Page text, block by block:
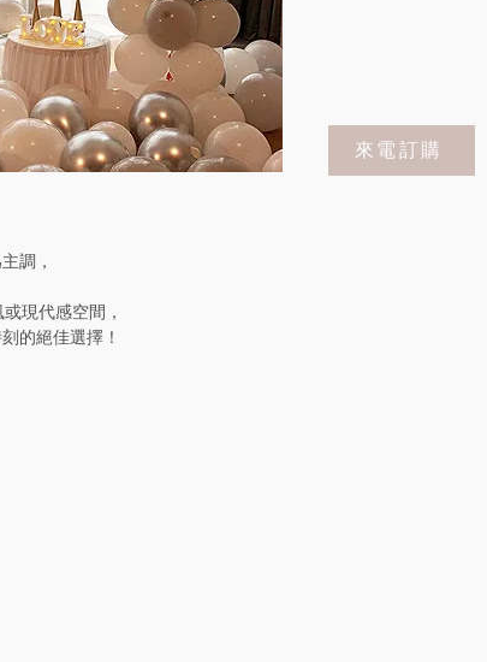
調，
現代感空間，
的絕佳選擇！
來電訂購